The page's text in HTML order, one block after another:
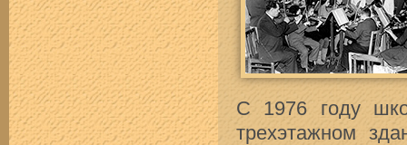
С 1976 году
трехэтажном